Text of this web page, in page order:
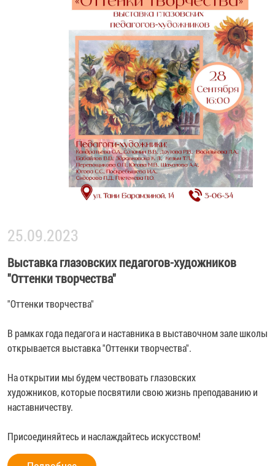
25.09.2023
Выставка глазовских педагогов-художников
"Оттенки творчества"
"Оттенки творчества"
В рамках года педагога и наставника в выставочном зале школы
открывается выставка "Оттенки творчества".
На открытии мы будем чествовать глазовских
художников, которые посвятили свою жизнь преподаванию и
наставничеству.
Присоединяйтесь и наслаждайтесь искусством!